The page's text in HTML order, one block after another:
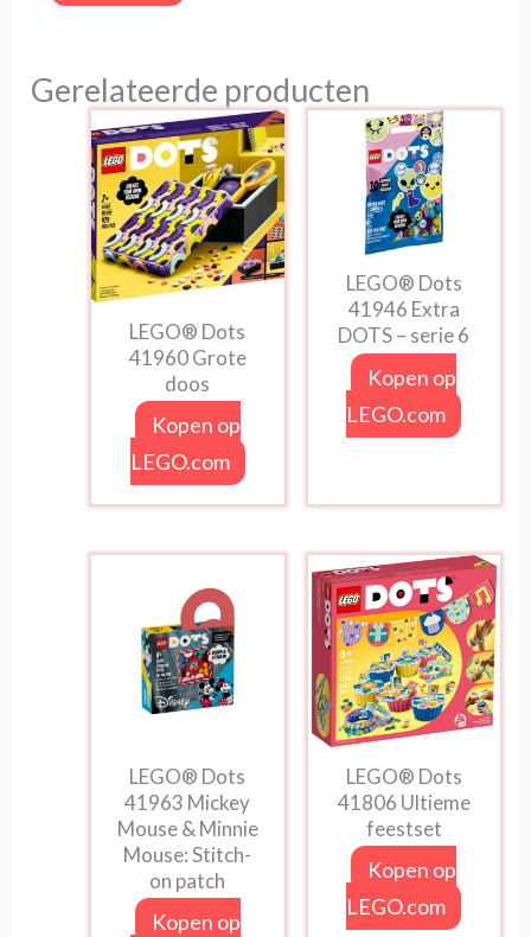
Gerelateerde producten
LEGO® Dots
41960 Grote
doos
Kopen op
LEGO.com
LEGO® Dots
41946 Extra
DOTS – serie 6
Kopen op
LEGO.com
LEGO® Dots
41963 Mickey
Mouse & Minnie
Mouse: Stitch-
on patch
Kopen op
LEGO® Dots
41806 Ultieme
feestset
Kopen op
LEGO.com